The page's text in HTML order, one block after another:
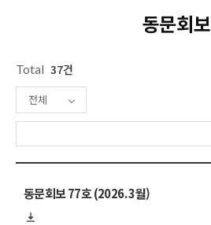
동문회보
Total 37건
전체
동문회보 77호 (2026. 3월)